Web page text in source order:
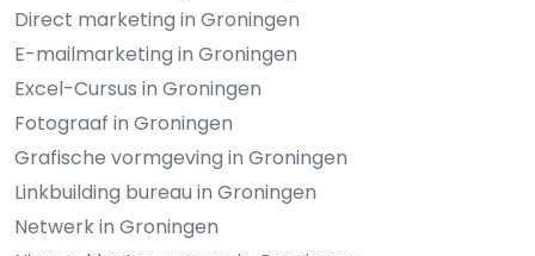
Direct marketing in Groningen
E-mailmarketing in Groningen
Excel-Cursus in Groningen
Fotograaf in Groningen
Grafische vormgeving in Groningen
Linkbuilding bureau in Groningen
Netwerk in Groningen